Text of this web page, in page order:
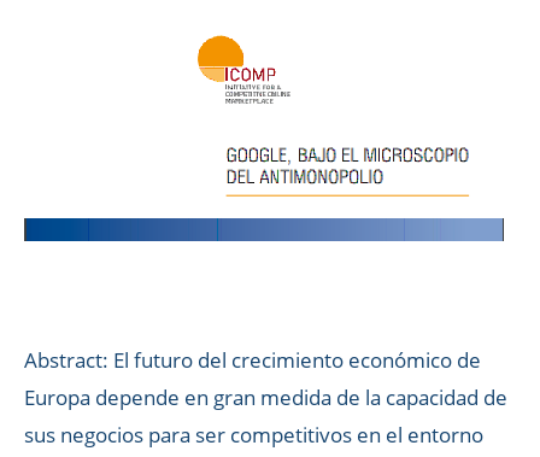
Abstract: El futuro del crecimiento económico de
Europa depende en gran medida de la capacidad de
sus negocios para ser competitivos en el entorno